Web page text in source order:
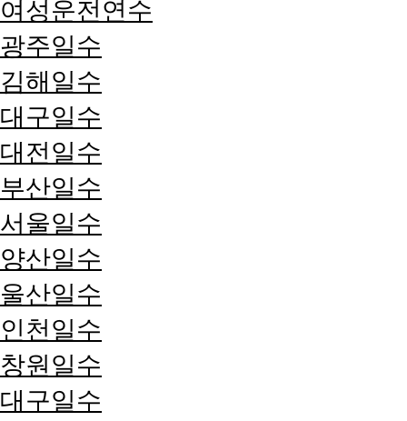
여성운전연수
광주일수
김해일수
대구일수
대전일수
부산일수
서울일수
양산일수
울산일수
인천일수
창원일수
대구일수